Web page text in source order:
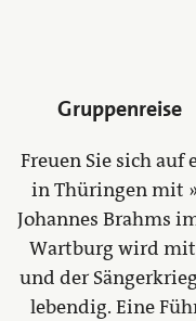
Gruppenreise
Freuen Sie sich
in Thüringen mit
Johannes Brahms
Wartburg wird
und der
lebendig. Eine